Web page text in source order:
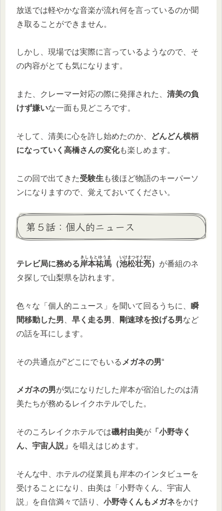
放送では軽やかな音楽が流れ何を言っているのか聞
き取ることができません。
しかし、現場では実際に言っているようなので、そ
の内容がとても気になります。
また、クレーマー対応の際に発揮された、 清美の負
けず嫌いな一面も見どころです。
そして、清美に心を許し始めたのか、
どんどん横柄
になっていく高橋さんの変化も楽しめます。
この回で出てきた受験生 も後ほど物語のキーパーソ
ンになりますので、覚えておいてください。
第５話：個人的ニュース
テレビ局に務める岸本祐馬
きしもとゆうま
（池松壮亮
いけまつそうすけ
） が番組のネ
タ探しで山梨県を訪れます。
色々な「個人的ニュース」を聞いて回るうちに、 瞬
間移動した男
早く走る男 剛速球を投げる男など
の話を耳にします。
その共通点が”どこにでもいる メガネの男“
メガネの男が気になりだした岸本が宿泊したのは清
美たちが務めるレイクホテルでした。
そのころレイクホテルでは磯村由美が 「小野寺く
ん、宇宙人説」
を唱えはじめます。
そんな中、ホテルの従業員も岸本のインタビューを
受けることになり、由美は「小野寺くん、宇宙人
説」を自信満々で語り、 小野寺くんもメガネをかけ